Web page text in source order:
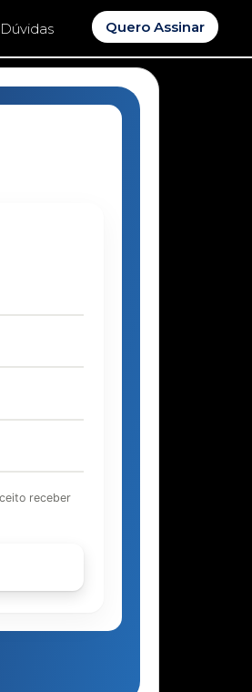
Dúvidas Quero Assinar
receber